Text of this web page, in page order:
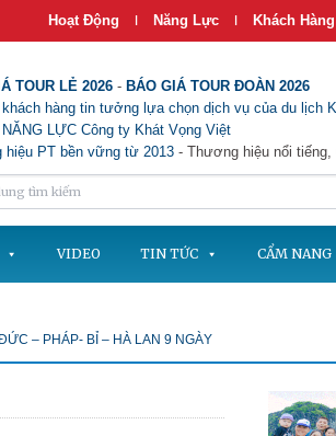
Hoạt Động | Năng Lực | Khách Hàng
TOUR LẺ 2026 - BÁO GIÁ TOUR ĐOÀN 2026
hàng tin tưởng lựa chọn dịch vụ của du lịch
LỰC Công ty Khát Vọng Việt
hiệu PT bền vững từ 2013 - Thương hiệu nổi
VIDEO TIN TỨC CẨM NANG
– PHÁP- BỈ – HÀ LAN 9 NGÀY